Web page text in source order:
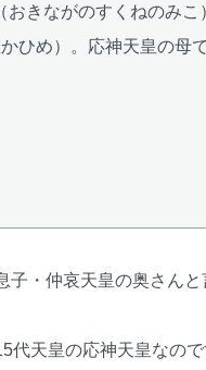
きながのすくねのみ
ひめ）。応神天皇の母
・仲哀天皇の奥さんと
天皇の応神天皇なので